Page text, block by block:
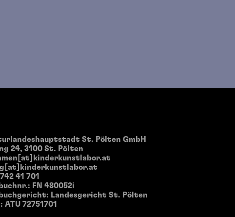
St. Pölten GmbH
24, 3100 St. Pölten
41 701
FN 480052i
Landesgericht St. Pölten
ATU 72751701